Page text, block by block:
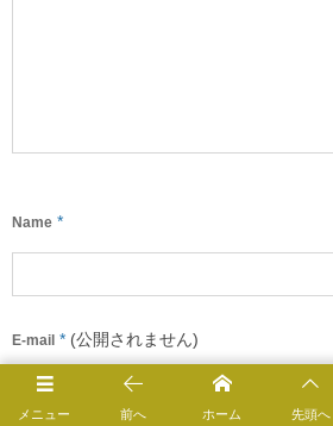
Name *
E-mail * (公開されません)
メニュー 前へ ホーム 先頭へ